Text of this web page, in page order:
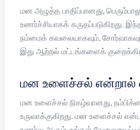
மன அழுத்த பாதிப்பானது,
உணர்ச்சியாகக் கருதப்படுகிறது.
நம்மைக் கவலையாகவும்,
இது ஆற்றல் மட்டங்களைக்
மன உளைச்சல்
மன உளைச்சல் நிகழ்வானது,
உருவாக்குகிறது. மன உளைச்சல்